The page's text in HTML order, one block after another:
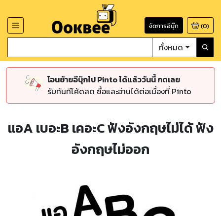
จัดการอีบุ๊ก (0)
ทั้งหมด
โอนย้ายอีบุ๊กไป Pinto ได้แล้ววันนี้ กดเลย
รับทันทีโค้ดลด ซื้อและอ่านได้ต่อเนื่องที่ Pinto
แอA เบอะB เคอะC ฟังอังกฤษไม่ได้ ฟัง
อังกฤษไม่ออก